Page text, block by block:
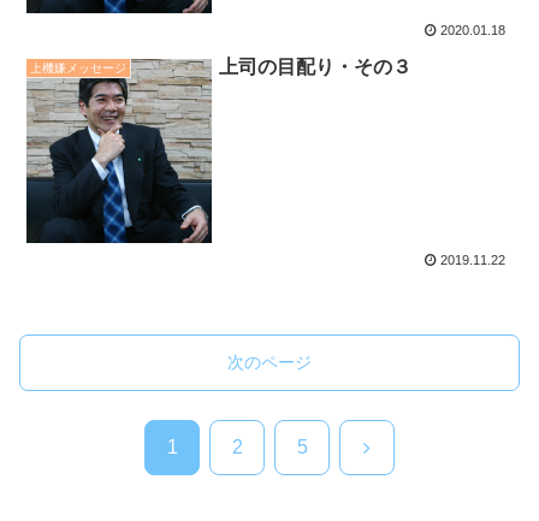
2020.01.18
上機嫌メッセージ 上司の目配り・その３
2019.11.22
次のページ
1 2 5 次